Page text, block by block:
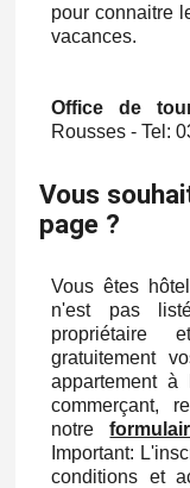
pour connaitre
vacances.
Office de
Rousses - Tel:
Vous
page ?
Vous êtes
n'est pas
propriétaire
gratuitement
appartement
commerçant,
notre
Important:
conditions et